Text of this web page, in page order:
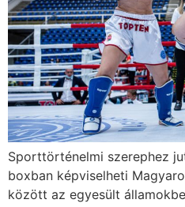
Sporttörténelmi szerephez
boxban képviselheti
között az egyesült